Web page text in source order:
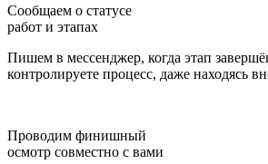
Сообщаем о статусе
работ и этапах
Пишем в мессенджер, когда этап
контролируете процесс, даже находясь
Проводим финишный
осмотр совместно с вами